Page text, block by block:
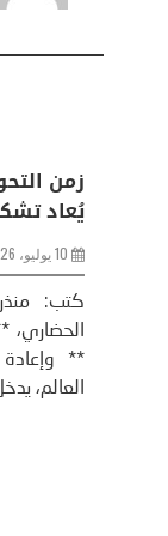
تحليل
عودة
الفرس
8 يوليو، 2026
تحليل –
ايران،